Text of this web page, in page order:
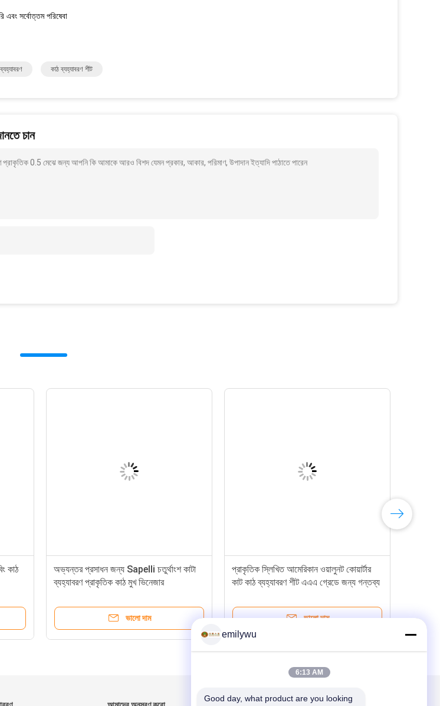
এবং সর্বোত্তম পরিষেবা
কাঠ ব্যহ্যাবরণ শীট
চান
প্রাকৃতিক 0.5 মেঝে জন্য আপনি কি আমাকে আরও বিশদ যেমন প্রকার, আকার, পরিমাণ, উপাদান ইত্যাদি পাঠাতে পারেন
কাঠ
অভ্যন্তর প্রসাধন জন্য Sapelli চতুর্থাংশ কাটা
ব্যহ্যাবরণ প্রাকৃতিক কাঠ মুখ ভিনেজার
ভালো দাম
প্রাকৃতিক স্লিখিত আমেরিকান ওয়ালুনট কোয়ার্টার
কাট কাঠ ব্যহ্যাবরণ শীট এএএ গ্রেডে জন্য গন্তব্য
ভালো দাম
emilywu
6:13 AM
Good day, what product are you looking